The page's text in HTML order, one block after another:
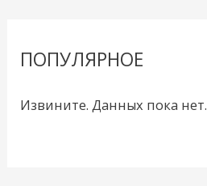
ПОПУЛЯРНОЕ
Извините. Данных пока нет.